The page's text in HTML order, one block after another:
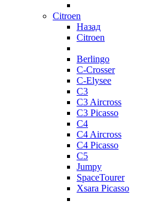
Citroen
Назад
Citroen
Berlingo
C-Crosser
C-Elysee
C3
C3 Aircross
C3 Picasso
C4
C4 Aircross
C4 Picasso
C5
Jumpy
SpaceTourer
Xsara Picasso